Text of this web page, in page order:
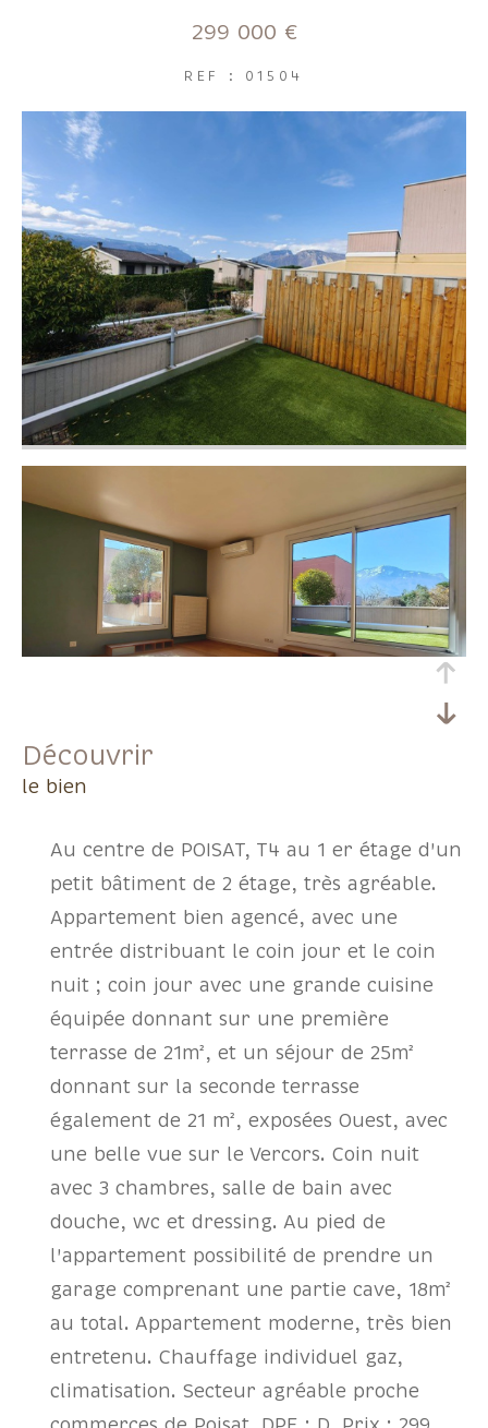
299 000 €
REF : 01504
découvrir
le bien
Au centre de POISAT, T4 au 1 er étage d'un
petit bâtiment de 2 étage, très agréable.
Appartement bien agencé, avec une
entrée distribuant le coin jour et le coin
nuit ; coin jour avec une grande cuisine
équipée donnant sur une première
terrasse de 21m², et un séjour de 25m²
donnant sur la seconde terrasse
également de 21 m², exposées Ouest, avec
une belle vue sur le Vercors. Coin nuit
avec 3 chambres, salle de bain avec
douche, wc et dressing. Au pied de
l'appartement possibilité de prendre un
garage comprenant une partie cave, 18m²
au total. Appartement moderne, très bien
entretenu. Chauffage individuel gaz,
climatisation. Secteur agréable proche